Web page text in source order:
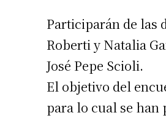
Participarán de las
Roberti y Natalia
José Pepe Scioli.
El objetivo del
para lo cual se han